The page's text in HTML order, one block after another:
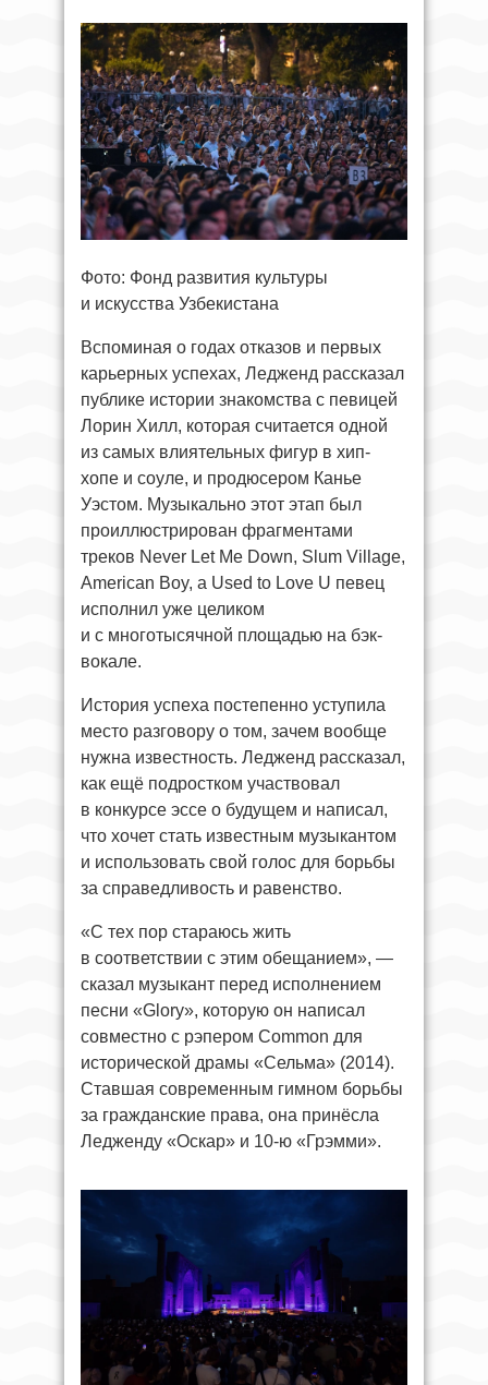
Фото: Фонд развития культуры
и искусства Узбекистана
Вспоминая о годах отказов и первых
карьерных успехах, Ледженд рассказал
публике истории знакомства с певицей
Лорин Хилл, которая считается одной
из самых влиятельных фигур в хип-
хопе и соуле, и продюсером Канье
Уэстом. Музыкально этот этап был
проиллюстрирован фрагментами
треков Never Let Me Down, Slum Village,
American Boy, а Used to Love U певец
исполнил уже целиком
и с многотысячной площадью на бэк-
вокале.
История успеха постепенно уступила
место разговору о том, зачем вообще
нужна известность. Ледженд рассказал,
как ещё подростком участвовал
в конкурсе эссе о будущем и написал,
что хочет стать известным музыкантом
и использовать свой голос для борьбы
за справедливость и равенство.
«С тех пор стараюсь жить
в соответствии с этим обещанием», —
сказал музыкант перед исполнением
песни «Glory», которую он написал
совместно с рэпером Common для
исторической драмы «Сельма» (2014).
Ставшая современным гимном борьбы
за гражданские права, она принёсла
Ледженду «Оскар» и 10-ю «Грэмми».